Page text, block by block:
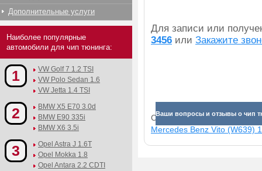
Для записи или
3456 или Закажите
Ваши вопросы и отзывы о чип
Смотрите прибавки для
Mercedes Benz Vito (W639)
Дополнительные услуги
Наиболее популярные
автомобили для чип тюнинга:
1
VW Golf 7 1.2 TSI
VW Polo Sedan 1.6
VW Jetta 1.4 TSI
2
BMW X5 E70 3.0d
BMW E90 335i
BMW X6 3.5i
3
Opel Astra J 1.6T
Opel Mokka 1.8
Opel Antara 2.2 CDTI